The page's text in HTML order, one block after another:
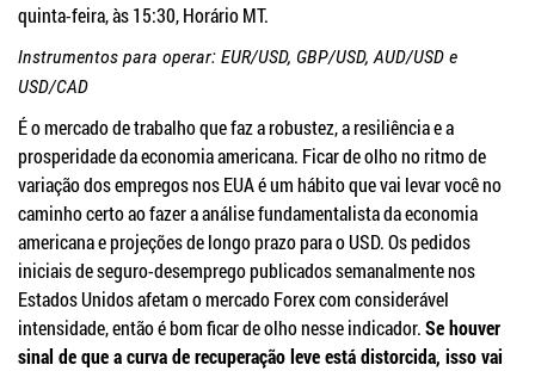
quinta-feira, às 15:30, Horário MT.
Instrumentos para operar: EUR/USD, GBP/USD, AUD/USD e
USD/CAD
É o mercado de trabalho que faz a robustez, a resiliência e a
prosperidade da economia americana. Ficar de olho no ritmo de
variação dos empregos nos EUA é um hábito que vai levar você no
caminho certo ao fazer a análise fundamentalista da economia
americana e projeções de longo prazo para o USD. Os pedidos
iniciais de seguro-desemprego publicados semanalmente nos
Estados Unidos afetam o mercado Forex com considerável
intensidade, então é bom ficar de olho nesse indicador.Se houver
sinal de que a curva de recuperação leve está distorcida, isso vai